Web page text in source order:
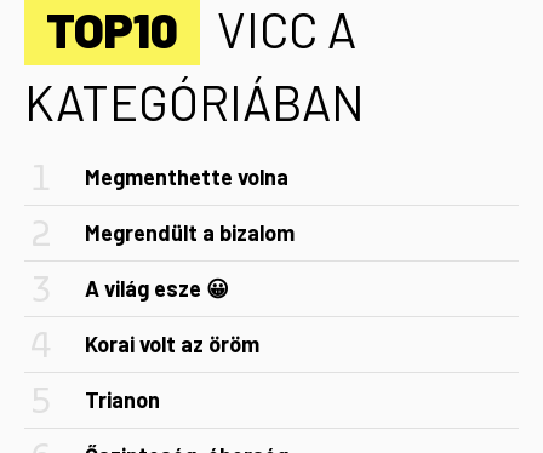
TOP10
VICC A
KATEGÓRIÁBAN
Megmenthette volna
Megrendült a bizalom
A világ esze 😀
Korai volt az öröm
Trianon